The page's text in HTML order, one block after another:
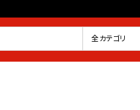
お気に入り
全カテゴリ